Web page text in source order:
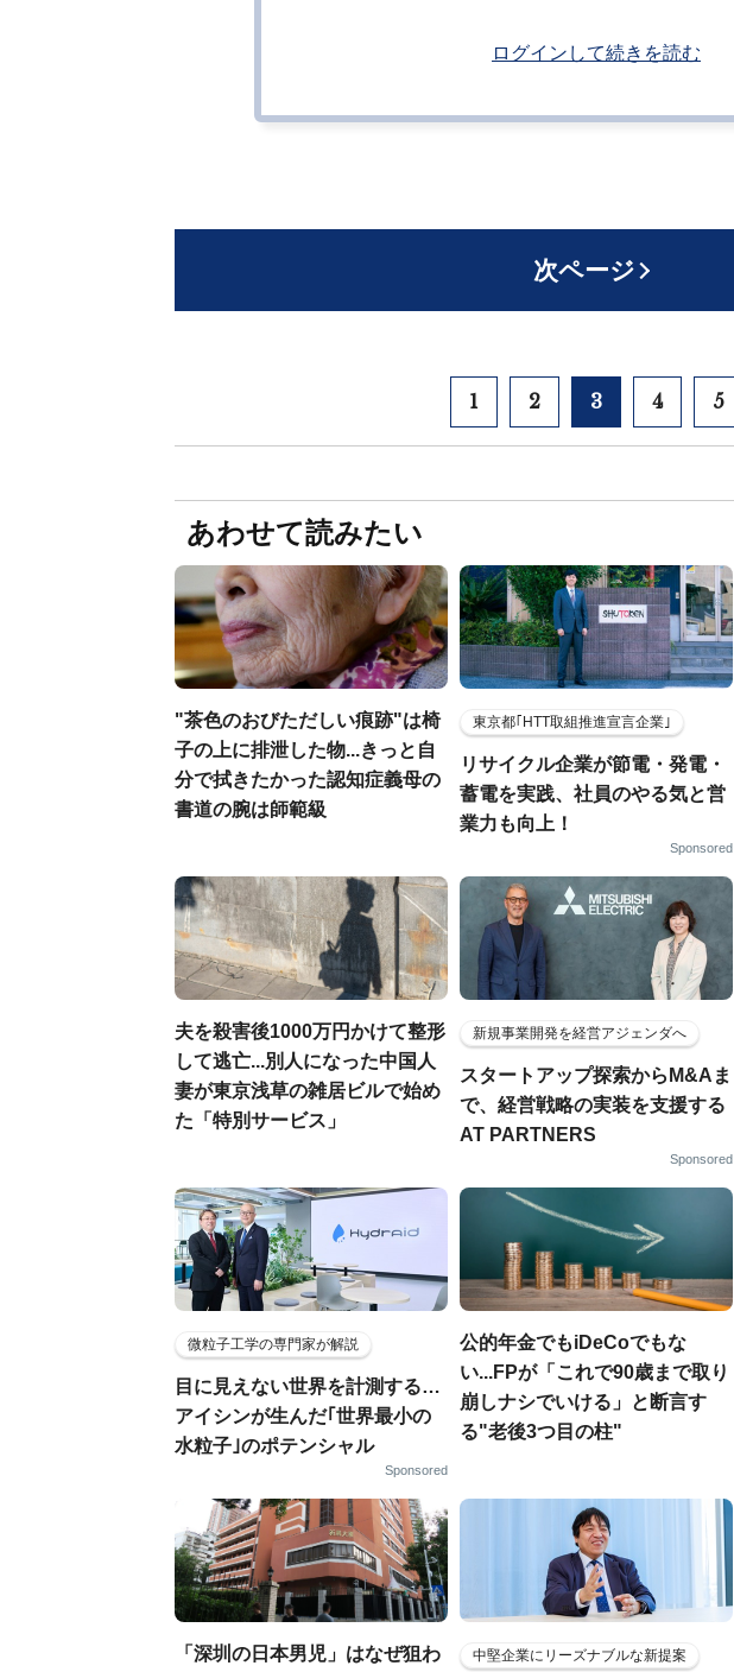
ログインして続きを読む
次ページ
1 2 3 4 5
あわせて読みたい
"茶色のおびただしい痕跡"は椅
子の上に排泄した物...きっと自
分で拭きたかった認知症義母の
書道の腕は師範級
東京都｢HTT取組推進宣言企業｣
リサイクル企業が節電・発電・
蓄電を実践、社員のやる気と営
業力も向上！
Sponsored
夫を殺害後1000万円かけて整形
して逃亡...別人になった中国人
妻が東京浅草の雑居ビルで始め
た「特別サービス」
新規事業開発を経営アジェンダへ
スタートアップ探索からM&Aま
で、経営戦略の実装を支援する
AT PARTNERS
Sponsored
微粒子工学の専門家が解説
目に見えない世界を計測する…
アイシンが生んだ｢世界最小の
水粒子｣のポテンシャル
Sponsored
公的年金でもiDeCoでもな
い...FPが「これで90歳まで取り
崩しナシでいける」と断言す
る"老後3つ目の柱"
「深圳の日本男児」はなぜ狙わ
中堅企業にリーズナブルな新提案